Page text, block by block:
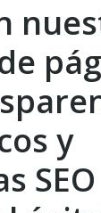
y